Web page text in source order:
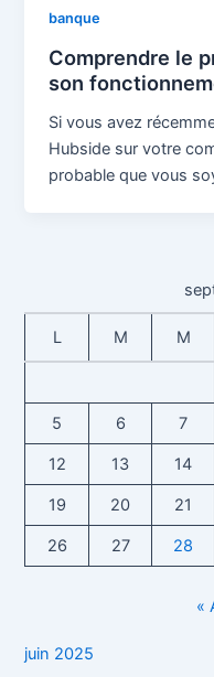
banque
Comprendre le
son
Si vous avez
Hubside sur votre
probable que vous
L M M
5 6 7
12 13 14
19 20 21
26 27 28
«
juin 2025